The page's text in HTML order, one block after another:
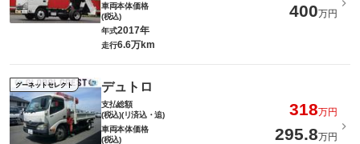
車両本体価格
(税込)
400万円
年式2017年
走行6.6万km
グーネットセレクト デュトロ
支払総額
(税込)(リ済込・追)
318万円
車両本体価格
(税込)
295.8万円